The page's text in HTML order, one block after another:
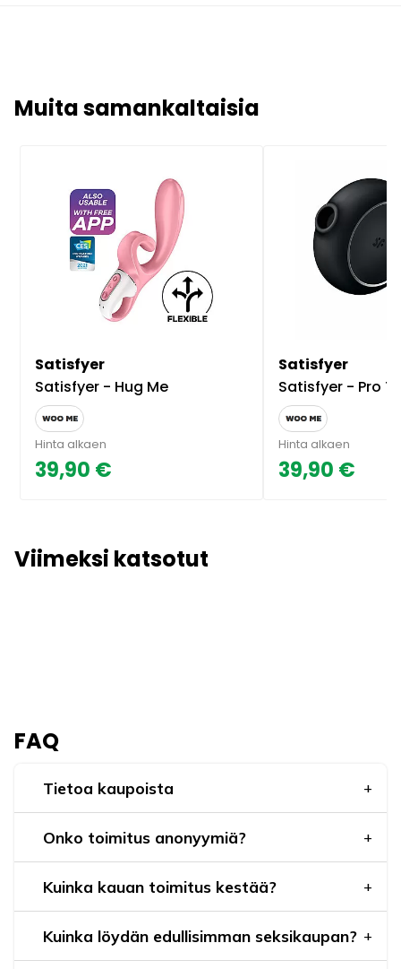
Muita samankaltaisia
Satisfyer
Satisfyer - Hug Me
Hinta alkaen
39,90 €
Satisfyer
Satisfyer - Pro
Hinta alkaen
39,90 €
Viimeksi katsotut
FAQ
Tietoa kaupoista
Onko toimitus anonyymiä?
Kuinka kauan toimitus kestää?
Kuinka löydän edullisimman seksikaupan?